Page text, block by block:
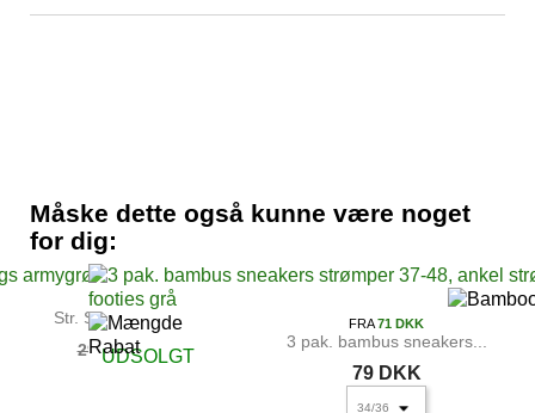
Måske dette også kunne være noget
for dig:
Str. S Bambus leggings...
299 DKK 99 DKK
UDSOLGT
3 pak. bambus sneakers...
FRA71 DKK
79 DKK